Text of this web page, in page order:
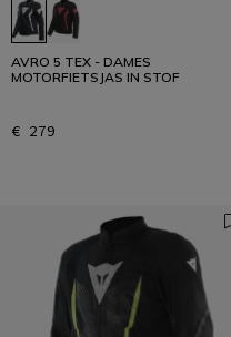
AVRO 5 TEX - DAMES
MOTORFIETSJAS IN STOF
€ 279